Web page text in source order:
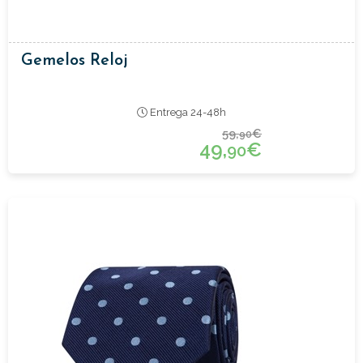
Gemelos Reloj
Entrega 24-48h
59,90€
49,90€